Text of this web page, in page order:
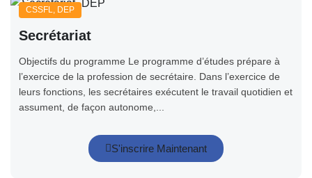
CSSFL DEP
Secrétariat
Objectifs du programme Le programme d’études prépare à
l’exercice de la profession de secrétaire. Dans l’exercice de
leurs fonctions, les secrétaires exécutent le travail quotidien et
assument, de façon autonome,...
S'inscrire Maintenant